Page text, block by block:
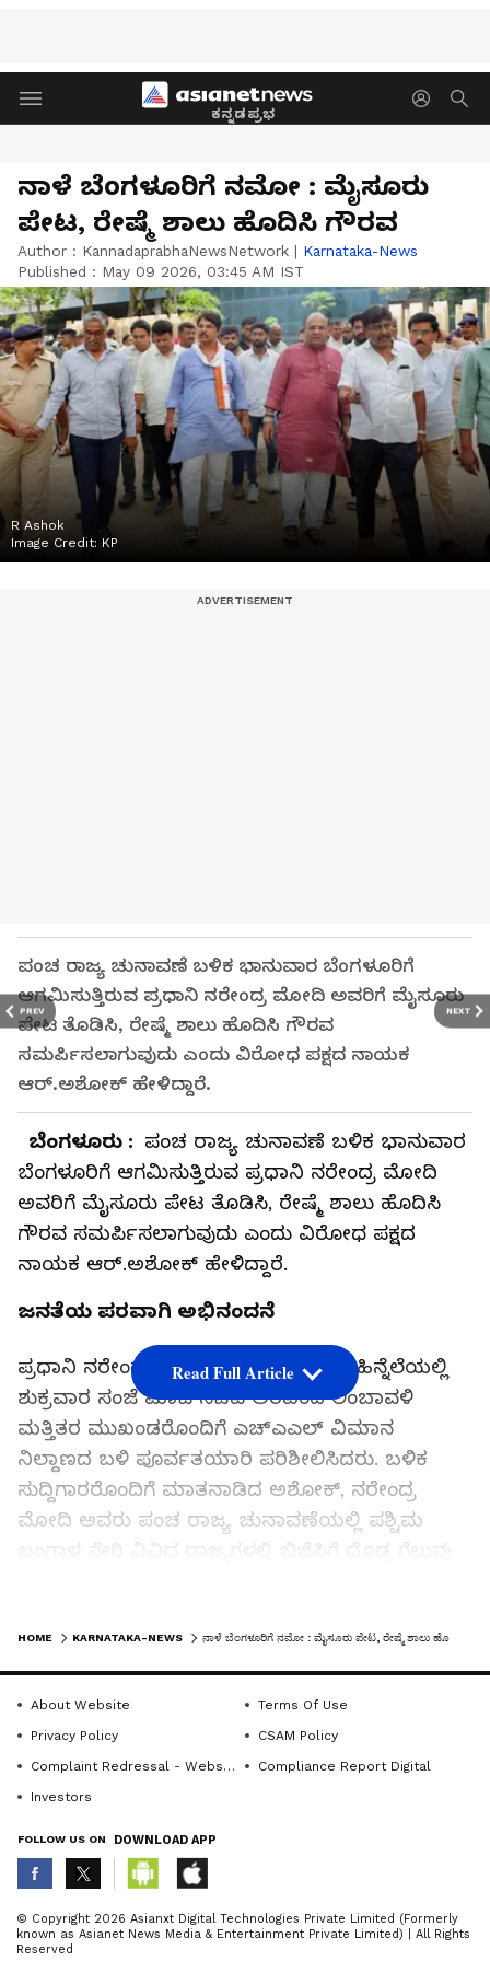
ಕನ್ನಡಪ್ರಭ
PREV NEXT
ನಾಳೆ ಬೆಂಗಳೂರಿಗೆ ನಮೋ : ಮೈಸೂರು
ಪೇಟ, ರೇಷ್ಮೆ ಶಾಲು ಹೊದಿಸಿ ಗೌರವ
Author : KannadaprabhaNewsNetwork | Karnataka-News
Published : May 09 2026, 03:45 AM IST
R Ashok
Image Credit: KP
ಪಂಚ ರಾಜ್ಯ ಚುನಾವಣೆ ಬಳಿಕ ಭಾನುವಾರ ಬೆಂಗಳೂರಿಗೆ
ಆಗಮಿಸುತ್ತಿರುವ ಪ್ರಧಾನಿ ನರೇಂದ್ರ ಮೋದಿ ಅವರಿಗೆ ಮೈಸೂರು
ಪೇಟ ತೊಡಿಸಿ, ರೇಷ್ಮೆ ಶಾಲು ಹೊದಿಸಿ ಗೌರವ
ಸಮರ್ಪಿಸಲಾಗುವುದು ಎಂದು ವಿರೋಧ ಪಕ್ಷದ ನಾಯಕ
ಆರ್‌.ಅಶೋಕ್‌ ಹೇಳಿದ್ದಾರೆ.
ಬೆಂಗಳೂರು : ಪಂಚ ರಾಜ್ಯ ಚುನಾವಣೆ ಬಳಿಕ ಭಾನುವಾರ
ಬೆಂಗಳೂರಿಗೆ ಆಗಮಿಸುತ್ತಿರುವ ಪ್ರಧಾನಿ ನರೇಂದ್ರ ಮೋದಿ
ಅವರಿಗೆ ಮೈಸೂರು ಪೇಟ ತೊಡಿಸಿ, ರೇಷ್ಮೆ ಶಾಲು ಹೊದಿಸಿ
ಗೌರವ ಸಮರ್ಪಿಸಲಾಗುವುದು ಎಂದು ವಿರೋಧ ಪಕ್ಷದ
ನಾಯಕ ಆರ್‌.ಅಶೋಕ್‌ ಹೇಳಿದ್ದಾರೆ.
ಜನತೆಯ ಪರವಾಗಿ ಅಭಿನಂದನೆ
ಪ್ರಧಾನಿ ನರೇಂದ್ರ ಮೋದಿ ಅವರ ಆಗಮನದ ಹಿನ್ನೆಲೆಯಲ್ಲಿ
ಶುಕ್ರವಾರ ಸಂಜೆ ಮಾಜಿ ಸಚಿವ ಅರವಿಂದ ಲಿಂಬಾವಳಿ
ಮತ್ತಿತರ ಮುಖಂಡರೊಂದಿಗೆ ಎಚ್‌ಎಎಲ್‌ ವಿಮಾನ
ನಿಲ್ದಾಣದ ಬಳಿ ಪೂರ್ವತಯಾರಿ ಪರಿಶೀಲಿಸಿದರು. ಬಳಿಕ
ಸುದ್ದಿಗಾರರೊಂದಿಗೆ ಮಾತನಾಡಿದ ಅಶೋಕ್‌, ನರೇಂದ್ರ
ಮೋದಿ ಅವರು ಪಂಚ ರಾಜ್ಯ ಚುನಾವಣೆಯಲ್ಲಿ ಪಶ್ಚಿಮ
ಬೆಂಗಳೂರಿಗೆ ಆಗಮಿಸುತ್ತಿರುವ ಪ್ರಧಾನಿ ನರೇಂದ್ರ ಮೋದಿ
ಅವರಿಗೆ ಜನತೆಯ ಪರವಾಗಿ ಅಭಿನಂದನೆ ಸಲ್ಲಿಸಲಾಗುವುದು
ಎಂದರು.
30 ನಿಮಿಷಗಳ ಕಾಲ ಭಾಷಣ
ಅವರು 30 ನಿಮಿಷಗಳ ಕಾಲ ಭಾಷಣ ಮಾಡುತ್ತಾರೆ. ಈ ವೇಳೆ
ಅವರಿಗೆ ಮೈಸೂರು ಪೇಟ ತೊಡಿಸಿ, ರೇಷ್ಮೆ ಶಾಲು ಹೊದಿಸಿ
ಗೌರವಿಸುತ್ತೇವೆ. ಈ ಕಾರ್ಯಕ್ರಮದಲ್ಲಿ ಸುಮಾರು 15-20
ಸಾವಿರ ಮಂದಿ ಭಾಗವಹಿಸಲಿದ್ದಾರೆ ಎಂದು ವಿವರಿಸಿದರು.
Read Full Article
ABOUT THE AUTHOR
K KannadaprabhaNewsNetwork
HOME KARNATAKA-NEWS
About Website
Terms Of Use
Privacy Policy
CSAM Policy
Complaint Redressal - Website
Compliance Report Digital
Investors
FOLLOW US ON DOWNLOAD APP
© Copyright 2026 Asianxt Digital Technologies Private Limited (Formerly
known as Asianet News Media & Entertainment Private Limited) | All Rights
Reserved